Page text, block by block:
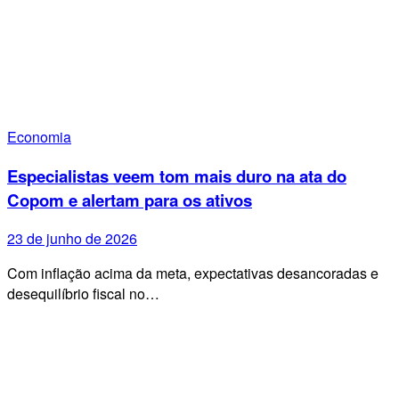
Economia
Especialistas veem tom mais duro na ata do
Copom e alertam para os ativos
23 de junho de 2026
Com inflação acima da meta, expectativas desancoradas e
desequilíbrio fiscal no…